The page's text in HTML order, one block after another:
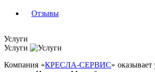
Отзывы
Услуги
Услуги
Компания «КРЕСЛА-СЕРВИС»